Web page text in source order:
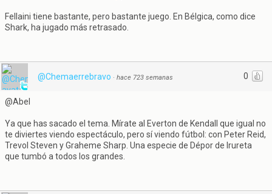
Fellaini tiene bastante, pero bastante juego. En Bélgica, como dice
Shark, ha jugado más retrasado.
0
@Chemaerrebravo · hace 723 semanas
@Abel
Ya que has sacado el tema. Mírate al Everton de Kendall que igual no
te diviertes viendo espectáculo, pero sí viendo fútbol: con Peter Reid,
Trevol Steven y Graheme Sharp. Una especie de Dépor de Irureta
que tumbó a todos los grandes.